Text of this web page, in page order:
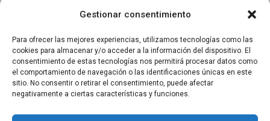
Gestionar consentimiento
Para ofrecer las mejores experiencias, utilizamos tecnologías como las
cookies para almacenar y/o acceder a la información del dispositivo. El
consentimiento de estas tecnologías nos permitirá procesar datos como
el comportamiento de navegación o las identificaciones únicas en este
sitio. No consentir o retirar el consentimiento, puede afectar
negativamente a ciertas características y funciones.
Essentia · Espacio Terapéutico y Escuela de Yoga
C/Arrabal 25, 1°A y 1ºB 39003
Santander, Cantabria
618 836 285||618 836 218